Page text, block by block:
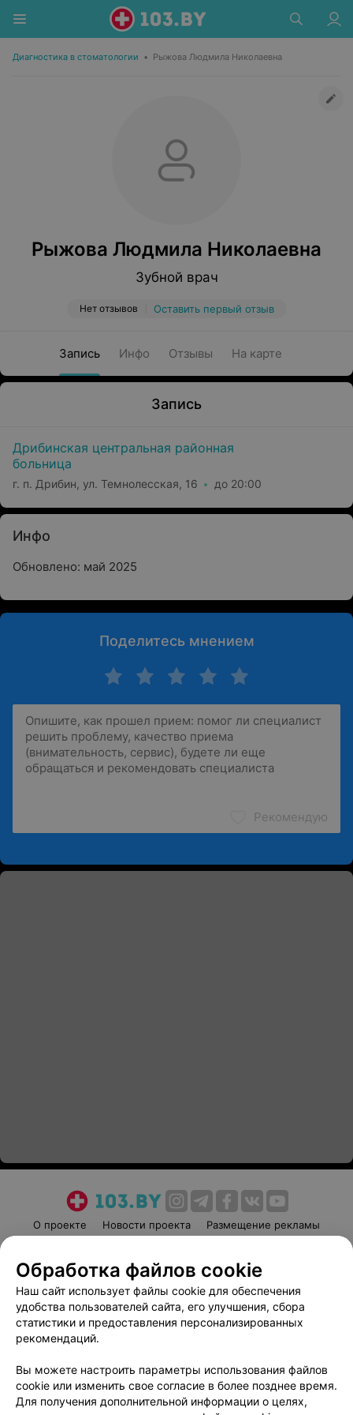
Диагностика в стоматологии • Рыжова Людмила Николаевна
Рыжова Людмила Николаевна
Зубной врач
Нет отзывов Оставить первый отзыв
Запись Инфо Отзывы На карте
Запись
Дрибинская центральная районная
больница
г. п. Дрибин, ул. Темнолесская, 16 до 20:00
Инфо
Обновлено: май 2025
Поделитесь мнением
Рекомендую
О проекте Новости проекта
Размещение рекламы
Пользовательское соглашение
Способы оплаты
Вакансии
Партнеры
Написать руководителю 103.by
Обработка персональных данных
Обработка файлов cookie
Наш сайт использует файлы cookie для обеспечения
удобства пользователей сайта, его улучшения, сбора
статистики и предоставления персонализированных
рекомендаций.
Вы можете настроить параметры использования файлов
cookie или изменить свое согласие в более позднее время.
Для получения дополнительной информации о целях,